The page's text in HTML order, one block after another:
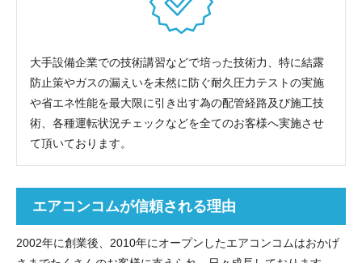
大手設備企業での技術講習などで培った技術力、特に結露
防止策やガスの漏えいを未然に防ぐ耐久圧力テストの実施
や省エネ性能を最大限に引き出す為の配管経路及び施工技
術、各種運転状況チェックなどを全てのお客様へ実施させ
て頂いております。
エアコンコムが信頼される理由
2002年に創業後、2010年にオープンしたエアコンコムはおかげ